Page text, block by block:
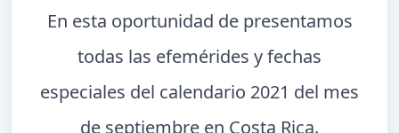
En esta oportunidad de presentamos
todas las efemérides y fechas
especiales del calendario 2021 del mes
de septiembre en Costa Rica.